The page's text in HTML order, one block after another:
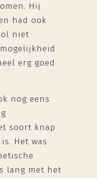
Hij
had ook
niet
erg goed
nog eens
soort knap
Het was
lang met het